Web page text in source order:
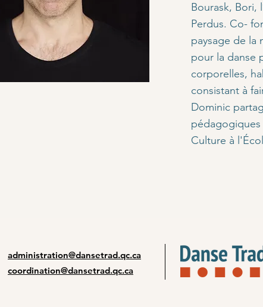
Bourask, Bori,
Perdus. Co-
paysage de la
pour la danse
corporelles,
consistant à
Dominic
Culture à
administration@dansetrad.qc.ca
coordination@dansetrad.qc.ca